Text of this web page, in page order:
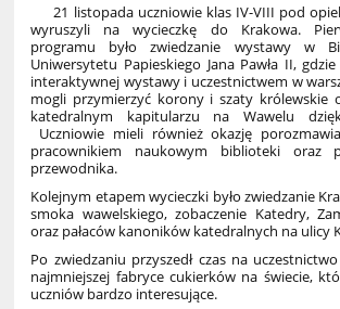
21 listopada uczniowie klas IV-VIII pod
wyruszyli na wycieczkę do Krakowa.
programu było zwiedzanie wystawy w
Uniwersytetu Papieskiego Jana Pawła II,
interaktywnej wystawy i uczestnictwem w
mogli przymierzyć korony i szaty królewskie
katedralnym kapitularzu na Wawelu
Uczniowie mieli również okazję
pracownikiem naukowym biblioteki oraz
przewodnika.
Kolejnym etapem wycieczki było zwiedzanie
smoka wawelskiego, zobaczenie Katedry,
oraz pałaców kanoników katedralnych na ulicy
Po zwiedzaniu przyszedł czas na
najmniejszej fabryce cukierków na świecie,
uczniów bardzo interesujące.